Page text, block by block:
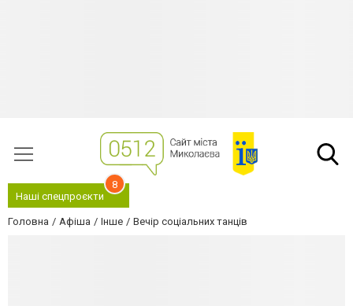
Наші спецпроєкти
8
Головна Афіша Інше Вечір соціальних танців